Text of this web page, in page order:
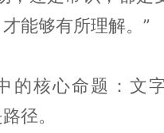
能够有所理解。”
的核心命题：文
径。